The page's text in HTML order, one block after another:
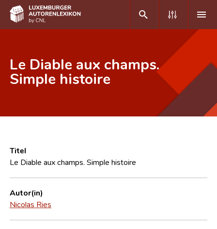
FR
Häufige Fragen und Antworten
CNL
Forschungsgruppe
Kontakt
Le Diable aux champs.
Simple histoire
Titel
Le Diable aux champs. Simple histoire
Autor(in)
Nicolas Ries